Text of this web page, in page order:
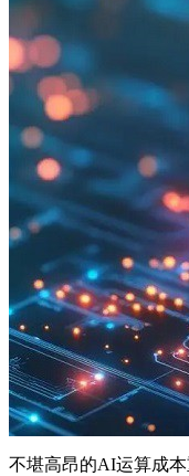
不堪高昂的AI运算成